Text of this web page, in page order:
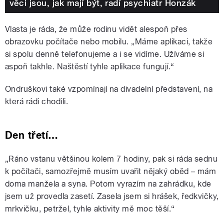
věci jsou, jak mají být, radí psychiatr Honzák
Vlasta je ráda, že může rodinu vidět alespoň přes
obrazovku počítače nebo mobilu. „Máme aplikaci, takže
si spolu denně telefonujeme a i se vidíme. Užíváme si
aspoň takhle. Naštěstí tyhle aplikace fungují.“
Ondruškovi také vzpomínají na divadelní představení, na
která rádi chodili.
Den třetí…
„Ráno vstanu většinou kolem 7 hodiny, pak si ráda sednu
k počítači, samozřejmě musím uvařit nějaký oběd – mám
doma manžela a syna. Potom vyrazím na zahrádku, kde
jsem už provedla zasetí. Zasela jsem si hrášek, ředkvičky,
mrkvičku, petržel, tyhle aktivity mě moc těší.“